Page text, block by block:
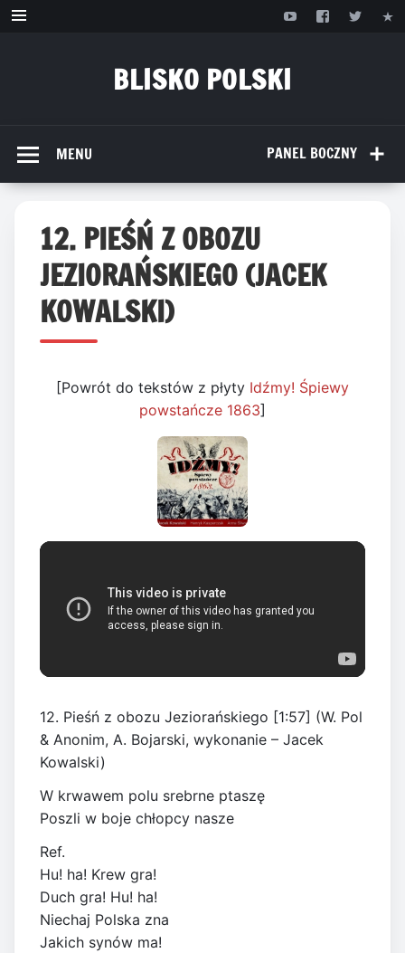
Przejdź
BLISKO POLSKI
PANEL BOCZNY
MENU
12. PIEŚŃ Z OBOZU
JEZIORAŃSKIEGO (JACEK
KOWALSKI)
[Powrót do tekstów z płyty Idźmy! Śpiewy
powstańcze 1863]
12. Pieśń z obozu Jeziorańskiego [1:57] (W. Pol
& Anonim, A. Bojarski, wykonanie – Jacek
Kowalski)
W krwawem polu srebrne ptaszę
Poszli w boje chłopcy nasze
Ref.
Hu! ha! Krew gra!
Duch gra! Hu! ha!
Niechaj Polska zna
Jakich synów ma!